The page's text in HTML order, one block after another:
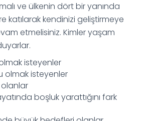
ve ülkenin dört bir yanında
katılarak kendinizi geliştirmeye
etmelisiniz. Kimler yaşam
isteyenler
olmak isteyenler
boşluk yarattığını fark